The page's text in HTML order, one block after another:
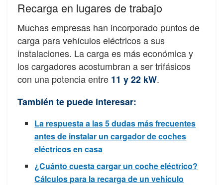
Recarga en lugares de trabajo
Muchas empresas han incorporado puntos de
carga para vehículos eléctricos a sus
instalaciones. La carga es más económica y
los cargadores acostumbran a ser trifásicos
con una potencia entre 11 y 22 kW.
También te puede interesar:
La respuesta a las 5 dudas más frecuentes
antes de instalar un cargador de coches
eléctricos en casa
¿Cuánto cuesta cargar un coche eléctrico?
Cálculos para la recarga de un vehículo